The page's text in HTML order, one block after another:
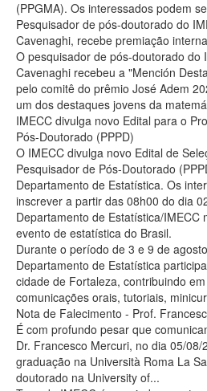
(PPGMA). Os interessados podem
Pesquisador de pós-doutorado do
Cavenaghi, recebe premiação
O pesquisador de pós-doutorado do
Cavenaghi recebeu a "Mención
pelo comitê do prêmio José Adem
um dos destaques jovens da
IMECC divulga novo Edital para o
Pós-Doutorado (PPPD)
O IMECC divulga novo Edital de
Pesquisador de Pós-Doutorado
Departamento de Estatística. Os
inscrever a partir das 08h00 do dia
Departamento de Estatística/IMECC
evento de estatística do Brasil.
Durante o período de 3 e 9 de
Departamento de Estatística
cidade de Fortaleza, contribuindo
comunicações orais, tutoriais,
Nota de Falecimento - Prof.
É com profundo pesar que
Dr. Francesco Mercuri, no dia 05/
graduação na Università Roma La
doutorado na University of...